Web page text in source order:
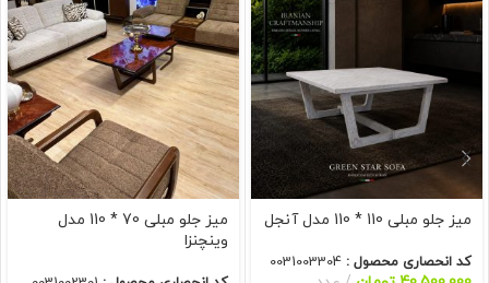
میز جلو مبلی 110 * 110 مدل آنجل
کد انحصاری محصول : 0031003304
میز جلو مبلی 70 * 110 مدل
وینچنزا